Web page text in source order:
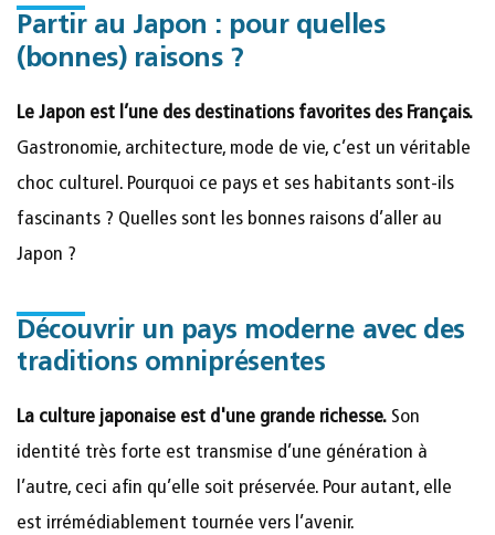
Partir au Japon : pour quelles
(bonnes) raisons ?
Le Japon est l’une des destinations favorites des Français.
Gastronomie, architecture, mode de vie, c’est un véritable
choc culturel. Pourquoi ce pays et ses habitants sont-ils
fascinants ? Quelles sont les bonnes raisons d’aller au
Japon ?
Découvrir un pays moderne avec des
traditions omniprésentes
La culture japonaise est d'une grande richesse. Son
identité très forte est transmise d’une génération à
l’autre, ceci afin qu’elle soit préservée. Pour autant, elle
est irrémédiablement tournée vers l’avenir.